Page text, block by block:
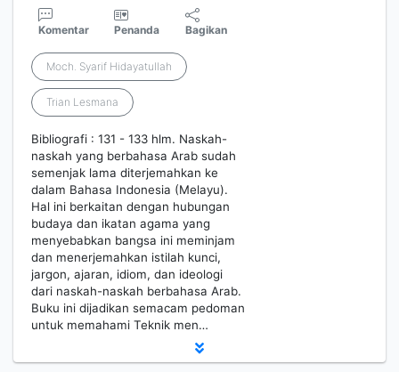
Komentar Penanda Bagikan
Moch. Syarif Hidayatullah
Trian Lesmana
Bibliografi : 131 - 133 hlm. Naskah-
naskah yang berbahasa Arab sudah
semenjak lama diterjemahkan ke
dalam Bahasa Indonesia (Melayu).
Hal ini berkaitan dengan hubungan
budaya dan ikatan agama yang
menyebabkan bangsa ini meminjam
dan menerjemahkan istilah kunci,
jargon, ajaran, idiom, dan ideologi
dari naskah-naskah berbahasa Arab.
Buku ini dijadikan semacam pedoman
untuk memahami Teknik men…